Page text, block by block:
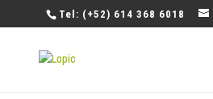
Tel: (+52) 614 368 6018